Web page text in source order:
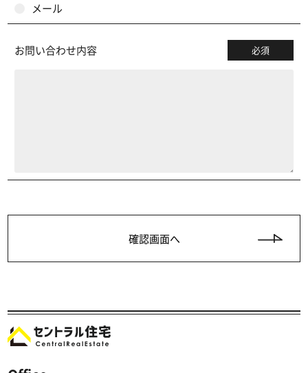
メール
お問い合わせ内容 必須